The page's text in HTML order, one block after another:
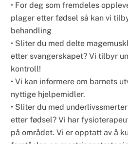
• For deg som fremdeles
plager etter fødsel så kan vi
behandling
• Sliter du med delte
etter svangerskapet? Vi tilbyr
kontroll!
• Vi kan informere om barnets
nyttige hjelpemidler.
• Sliter du med
etter fødsel? Vi har
på området. Vi er opptatt av å